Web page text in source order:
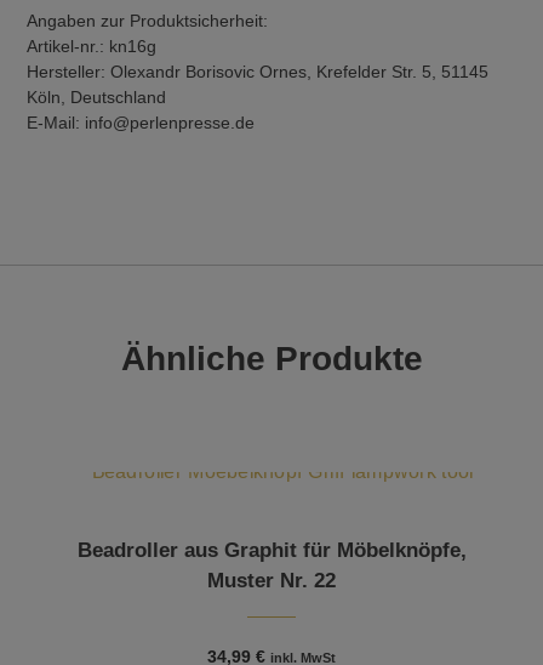
Angaben zur Produktsicherheit:
Artikel-nr.: kn16g
Hersteller: Olexandr Borisovic Ornes, Krefelder Str. 5, 51145
Köln, Deutschland
E-Mail: info@perlenpresse.de
Ähnliche Produkte
Beadroller aus Graphit für Möbelknöpfe,
Muster Nr. 22
34,99€ inkl. MwSt